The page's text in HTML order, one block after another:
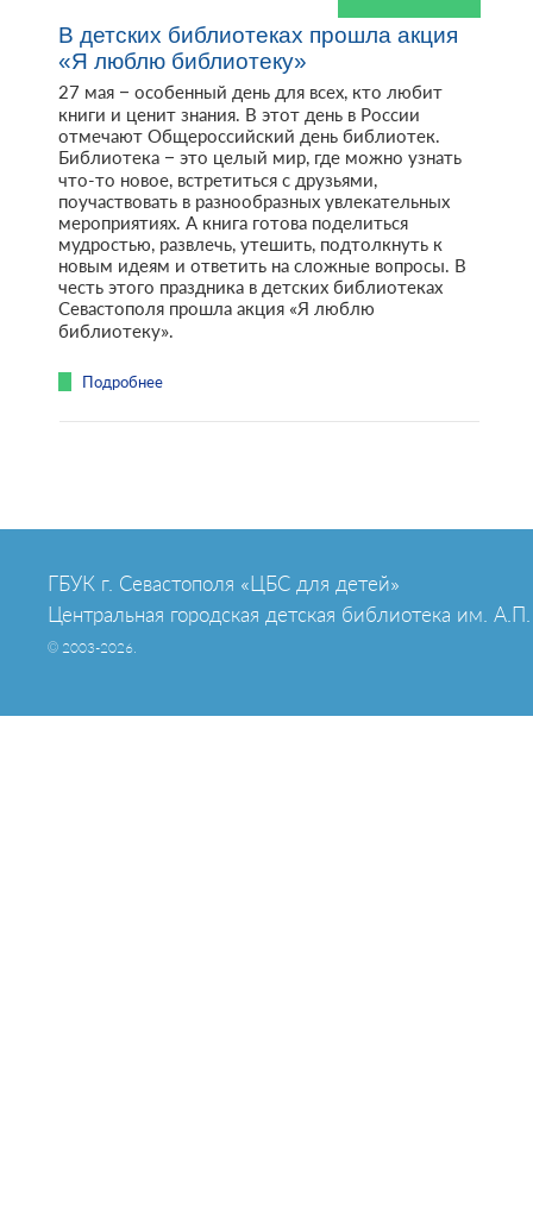
В детских библиотеках прошла акция
«Я люблю библиотеку»
27 мая – особенный день для всех, кто любит
книги и ценит знания. В этот день в России
отмечают Общероссийский день библиотек.
Библиотека – это целый мир, где можно узнать
что-то новое, встретиться с друзьями,
поучаствовать в разнообразных увлекательных
мероприятиях. А книга готова поделиться
мудростью, развлечь, утешить, подтолкнуть к
новым идеям и ответить на сложные вопросы. В
честь этого праздника в детских библиотеках
Севастополя прошла акция «Я люблю
библиотеку».
Подробнее
ГБУК г. Севастополя «ЦБС для детей»
Центральная городская детская библиотека им. А.П.
© 2003-2026.